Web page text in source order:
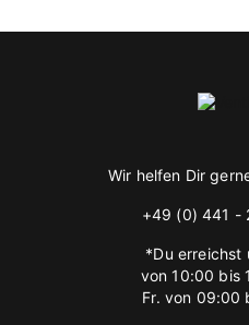
Wir helfen Dir
+49 (0) 441 -
*Du erreichst
von 10:00 bis
Fr. von 09:00